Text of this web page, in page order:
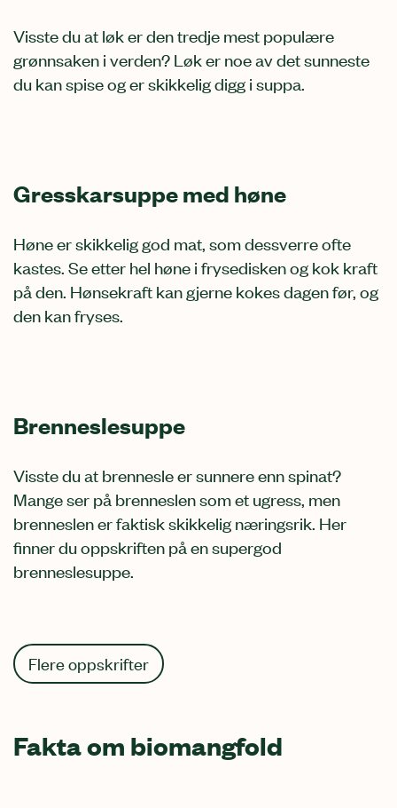
Visste du at løk er den tredje mest populære
grønnsaken i verden? Løk er noe av det sunneste
du kan spise og er skikkelig digg i suppa.
Gresskarsuppe med høne
Høne er skikkelig god mat, som dessverre ofte
kastes. Se etter hel høne i frysedisken og kok kraft
på den. Hønsekraft kan gjerne kokes dagen før, og
den kan fryses.
Brenneslesuppe
Visste du at brennesle er sunnere enn spinat?
Mange ser på brenneslen som et ugress, men
brenneslen er faktisk skikkelig næringsrik. Her
finner du oppskriften på en supergod
brenneslesuppe.
Flere oppskrifter
Fakta om biomangfold